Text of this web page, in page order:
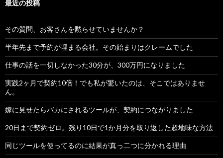
最近の投稿
その質問、お客さんを黙らせていませんか？
半年先まで予約が埋まる会社。その始まりはクレームでした
仕事の話を一切しなかった30分が、300万円になりました
実践2ヶ月で契約10倍！でも私が驚いたのは、そこではありませ
ん。
嫁に見せたらバカにされるツールが、契約につながりました
20日まで契約ゼロ。残り10日で1か月分を取り返した超地味な方法
同じツールを使ってるのに結果が真っ二つに分かれる理由